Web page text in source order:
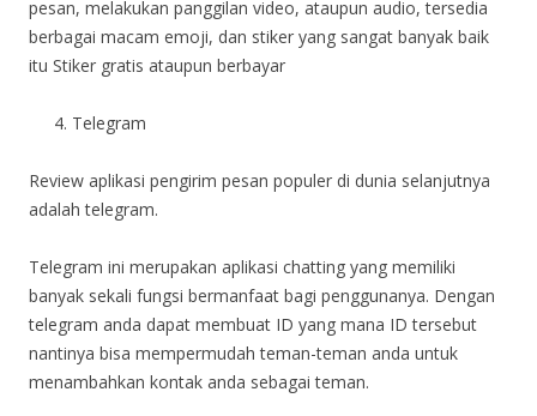
pesan, melakukan panggilan video, ataupun audio, tersedia
berbagai macam emoji, dan stiker yang sangat banyak baik
itu Stiker gratis ataupun berbayar
Telegram
Review aplikasi pengirim pesan populer di dunia selanjutnya
adalah telegram.
Telegram ini merupakan aplikasi chatting yang memiliki
banyak sekali fungsi bermanfaat bagi penggunanya. Dengan
telegram anda dapat membuat ID yang mana ID tersebut
nantinya bisa mempermudah teman-teman anda untuk
menambahkan kontak anda sebagai teman.